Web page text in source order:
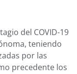
del COVID-19
teniendo
por las
precedente los